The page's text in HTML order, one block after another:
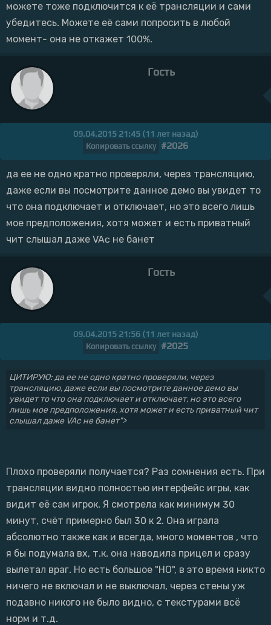
можете тоже подключится к её трансляции и сами
убедитесь. Можете её сами попросить в любой
момент- она не откажет 100%.
Гость
09.04.2015 21:45 (11 лет назад)
Копировать ссылку #2026
да ее не одно кратно проверяли, через трансляцию,
даже если вы посмотрите данное демо вы увидет то
что она подключает и отключает, но это всего лишь
мое предположения, хотя может и есть приватный
чит слышал даже VAc не банет
Гость
09.04.2015 21:56 (11 лет назад)
Копировать ссылку #2025
ЦИТИРУЮ: да ее не одно кратно проверяли, через
трансляцию, даже если вы посмотрите данное демо вы
увидет то что она подключает и отключает, но это всего
лишь мое предположения, хотя может и есть приватный чит
слышал даже VAc не банет">
Плохо проверяли получается? Раз сомнения есть. При
трансляции видно полностью интерфейс игры, как
видит её сам игрок. Я смотрела как минимум 30
минут, счёт примерно был 30 к 2. Она играла
абсолютно также как и всегда, много моментов , что
я бы подумала вх, т.к. она наводила прицел и сразу
вылетал враг. Но есть большое "НО", в это время никто
ничего не включал и не выключал, через стены уж
подавно никого не было видно, с текстурами всё
норм и т.д.